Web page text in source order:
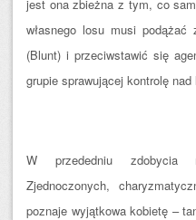
jest ona zbieżna z tym, co
własnego losu musi
(Blunt) i przeciwstawić się
grupie sprawującej kontrolę
W przededniu zdobycia
Zjednoczonych,
poznaje wyjątkowa kobietę –